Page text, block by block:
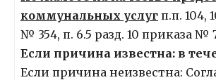
коммунальных услуг п.п. 104,
№ 354, п. 6.5 разд. 10 приказа №
Если причина известна: в
Если причина неизвестна: